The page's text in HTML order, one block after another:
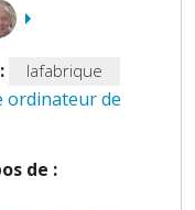
lafabrique
ordinateur de
de :